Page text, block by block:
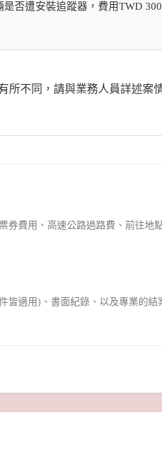
否遭安裝追蹤器，費用TWD
所不同，請與業務人員詳述案
費用、高速公路過路費、前往地
皆適用)、書面紀錄、以及專業的結